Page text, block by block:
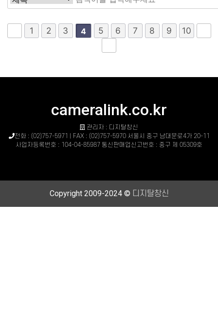
1 2 3 4 5 6 7 8 9 10
cameralink.co.kr
관리자 : 디지탈창신
전화 : (02)757-5971 | FAX : (02)757-5970 서울시 중구 남대문로4가 20-11
사업자등록번호 : 104-04-85987 통신판매업신고번호 : 중구 제 05309호
Copyright 2009-2024 © 디지탈창신